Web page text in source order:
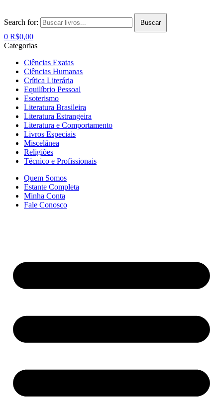
Search for: Buscar
0 R$0,00
Categorias
Ciências Exatas
Ciências Humanas
Crítica Literária
Equilíbrio Pessoal
Esoterismo
Literatura Brasileira
Literatura Estrangeira
Literatura e Comportamento
Livros Especiais
Miscelânea
Religiões
Técnico e Profissionais
Quem Somos
Estante Completa
Minha Conta
Fale Conosco